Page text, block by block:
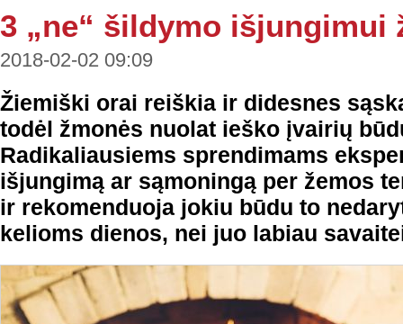
3 „ne“ šildymo išjungimui
2018-02-02 09:09
Žiemiški orai reiškia ir didesnes
todėl žmonės nuolat ieško įvairių
Radikaliausiems sprendimams
išjungimą ar sąmoningą per žemos
ir rekomenduoja jokiu būdu to
kelioms dienos, nei juo labiau